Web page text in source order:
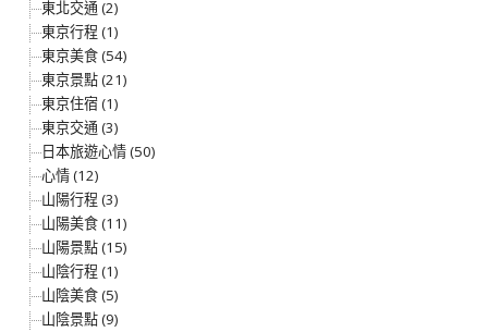
東北交通 (2)
東京行程 (1)
東京美食 (54)
東京景點 (21)
東京住宿 (1)
東京交通 (3)
日本旅遊心情 (50)
心情 (12)
山陽行程 (3)
山陽美食 (11)
山陽景點 (15)
山陰行程 (1)
山陰美食 (5)
山陰景點 (9)